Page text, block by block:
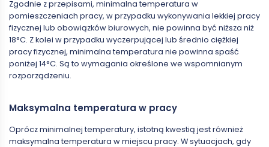
Zgodnie z przepisami, minimalna temperatura w
pomieszczeniach pracy, w przypadku wykonywania lekkiej pracy
fizycznej lub obowiązków biurowych, nie powinna być niższa niż
18°C. Z kolei w przypadku wyczerpującej lub średnio ciężkiej
pracy fizycznej, minimalna temperatura nie powinna spaść
poniżej 14°C. Są to wymagania określone we wspomnianym
rozporządzeniu.
Maksymalna temperatura w pracy
Oprócz minimalnej temperatury, istotną kwestią jest również
maksymalna temperatura w miejscu pracy. W sytuacjach, gdy